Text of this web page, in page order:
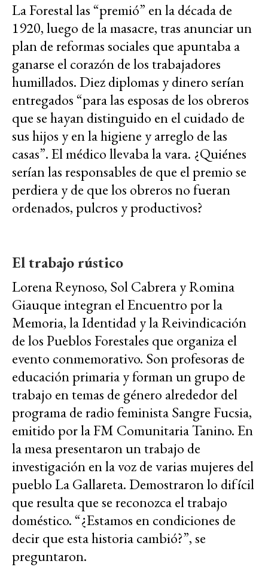
La Forestal las “premió” en la década de
1920, luego de la masacre, tras anunciar un
plan de reformas sociales que apuntaba a
ganarse el corazón de los trabajadores
humillados. Diez diplomas y dinero serían
entregados “para las esposas de los obreros
que se hayan distinguido en el cuidado de
sus hijos y en la higiene y arreglo de las
casas”. El médico llevaba la vara. ¿Quiénes
serían las responsables de que el premio se
perdiera y de que los obreros no fueran
ordenados, pulcros y productivos?
El trabajo rústico
Lorena Reynoso, Sol Cabrera y Romina
Giauque integran el Encuentro por la
Memoria, la Identidad y la Reivindicación
de los Pueblos Forestales que organiza el
evento conmemorativo. Son profesoras de
educación primaria y forman un grupo de
trabajo en temas de género alrededor del
programa de radio feminista Sangre Fucsia,
emitido por la FM Comunitaria Tanino. En
la mesa presentaron un trabajo de
investigación en la voz de varias mujeres del
pueblo La Gallareta. Demostraron lo difícil
que resulta que se reconozca el trabajo
doméstico. “¿Estamos en condiciones de
decir que esta historia cambió?”, se
preguntaron.